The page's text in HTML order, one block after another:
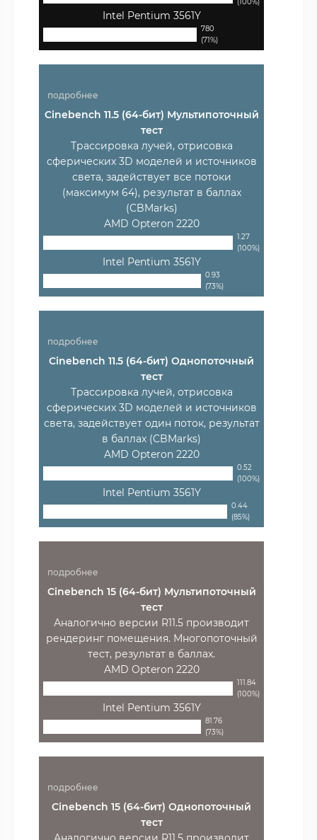
(100%)
Intel Pentium 3561Y
780
(71%)
подробнее
Cinebench 11.5 (64-бит) Мультипоточный
тест
Трассировка лучей, отрисовка
сферических 3D моделей и источников
света, задействует все потоки
(максимум 64), результат в баллах
(CBMarks)
AMD Opteron 2220
1.27
(100%)
Intel Pentium 3561Y
0.93
(73%)
подробнее
Cinebench 11.5 (64-бит) Однопоточный
тест
Трассировка лучей, отрисовка
сферических 3D моделей и источников
света, задействует один поток, результат
в баллах (CBMarks)
AMD Opteron 2220
0.52
(100%)
Intel Pentium 3561Y
0.44
(85%)
подробнее
Cinebench 15 (64-бит) Мультипоточный
тест
Аналогично версии R11.5 производит
рендеринг помещения. Многопоточный
тест, результат в баллах.
AMD Opteron 2220
111.84
(100%)
Intel Pentium 3561Y
81.76
(73%)
подробнее
Cinebench 15 (64-бит) Однопоточный
тест